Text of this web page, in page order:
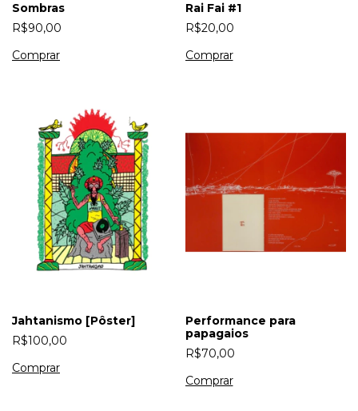
Sombras
R$90,00
Rai Fai #1
R$20,00
Jahtanismo [Pôster]
R$100,00
Performance para
papagaios
R$70,00